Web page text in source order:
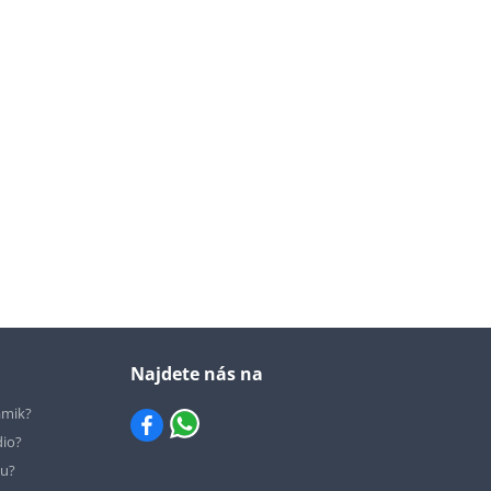
Najdete nás na